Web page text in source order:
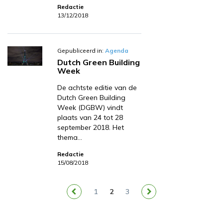
Redactie
13/12/2018
Gepubliceerd in: Agenda
Dutch Green Building
Week
De achtste editie van de
Dutch Green Building
Week (DGBW) vindt
plaats van 24 tot 28
september 2018. Het
thema…
Redactie
15/08/2018
1 2 3